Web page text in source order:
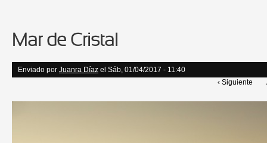
Mar de Cristal
Enviado por Juanra Díaz el Sáb, 01/04/2017 - 11:40
‹ Siguiente